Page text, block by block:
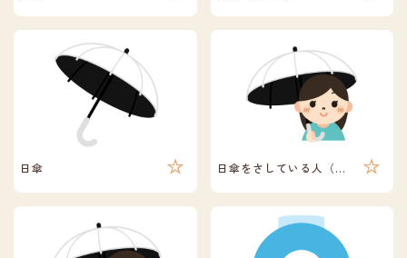
日傘 日傘をさしている人（女性）